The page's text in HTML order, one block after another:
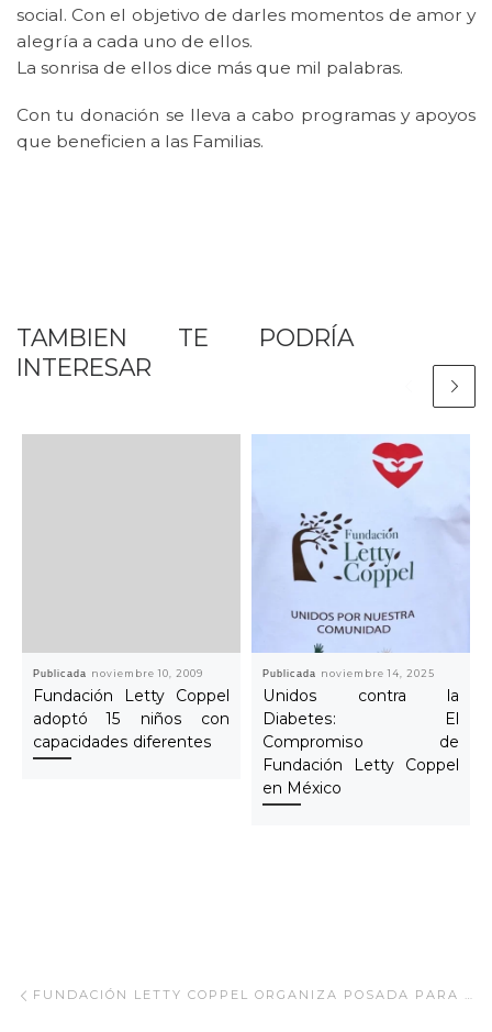
social. Con el objetivo de darles momentos de amor y
alegría a cada uno de ellos.
La sonrisa de ellos dice más que mil palabras.
Con tu donación se lleva a cabo programas y apoyos
que beneficien a las Familias.
TAMBIEN TE PODRÍA
INTERESAR
Publicada noviembre 10, 2009
Fundación Letty Coppel
adoptó 15 niños con
capacidades diferentes
Publicada noviembre 14, 2025
Unidos contra la
Diabetes: El
Compromiso de
Fundación Letty Coppel
en México
Navegar Artículo FUNDACIÓN LETTY COPPEL ORGANIZA POSADA PARA LOS NIÑOS CON DISCAPACIDAD Y CÁNCER